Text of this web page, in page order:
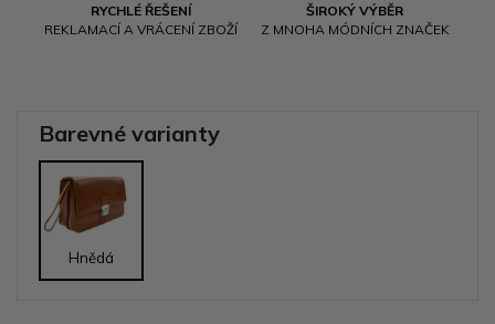
RYCHLÉ ŘEŠENÍ
REKLAMACÍ A VRÁCENÍ ZBOŽÍ
ŠIROKÝ VÝBĚR
Z MNOHA MÓDNÍCH ZNAČEK
Barevné varianty
Hnědá